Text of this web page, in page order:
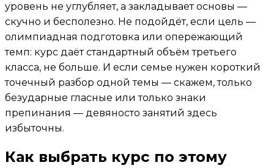
уровень не углубляет, а закладывает основы —
скучно и бесполезно. Не подойдёт, если цель —
олимпиадная подготовка или опережающий
темп: курс даёт стандартный объём третьего
класса, не больше. И если семье нужен короткий
точечный разбор одной темы — скажем, только
безударные гласные или только знаки
препинания — девяносто занятий здесь
избыточны.
Как выбрать курс по этому